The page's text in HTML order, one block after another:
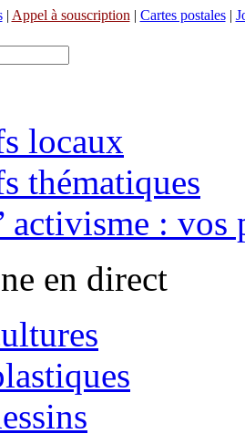
| Appel à souscription | Cartes postales|
locaux
thématiques
activisme : vos
en direct